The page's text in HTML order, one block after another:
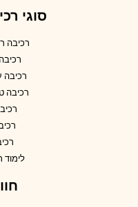
סוגי
רכיבה
רכיבה
רכיבה
לימוד